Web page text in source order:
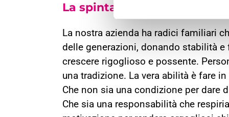
La spinta delle tradizioni
La nostra azienda ha radici familiari
delle generazioni, donando stabilità
crescere rigoglioso e possente.
una tradizione. La vera abilità è fare
Che non sia una condizione per dare
Che sia una responsabilità che